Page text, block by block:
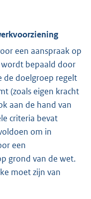
een aanspraak op
bepaald door
de doelgroep regelt
(zoals eigen kracht
aan de hand van
criteria bevat
om in
een
grond van de wet.
moet zijn van